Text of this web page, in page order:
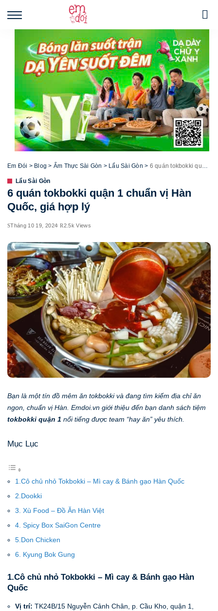
Em Đói > Blog > Ẩm Thực Sài Gòn > Lẩu Sài Gòn > 6 quán tokbokki quận 1 chuẩn vị Hàn Quốc, giá hợp lý
Lẩu Sài Gòn
6 quán tokbokki quận 1 chuẩn vị Hàn
Quốc, giá hợp lý
Tháng 10 19, 2024 2.5k Views
Bạn là một tín đồ mêm ăn tokbokki và đang tìm kiếm địa chỉ ăn
ngon, chuẩn vị Hàn. Emdoi.vn giới thiệu đến bạn danh sách tiệm
tokbokki quận 1 nổi tiếng được team “hay ăn” yêu thích.
Mục Lục
1.Cô chủ nhỏ Tokbokki – Mì cay & Bánh gạo Hàn Quốc
2.Dookki
3. Xù Food – Đồ Ăn Hàn Việt
4. Spicy Box SaiGon Centre
5.Don Chicken
6. Kyung Bok Gung
1.Cô chủ nhỏ Tokbokki – Mì cay & Bánh gạo Hàn
Quốc
Vị trí: TK24B/15 Nguyễn Cảnh Chân, p. Cầu Kho, quận 1,